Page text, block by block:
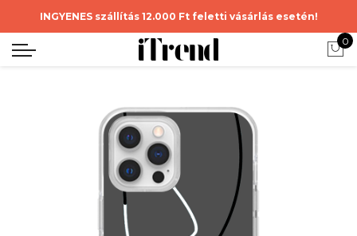
INGYENES szállítás 12.000 Ft feletti vásárlás esetén!
0